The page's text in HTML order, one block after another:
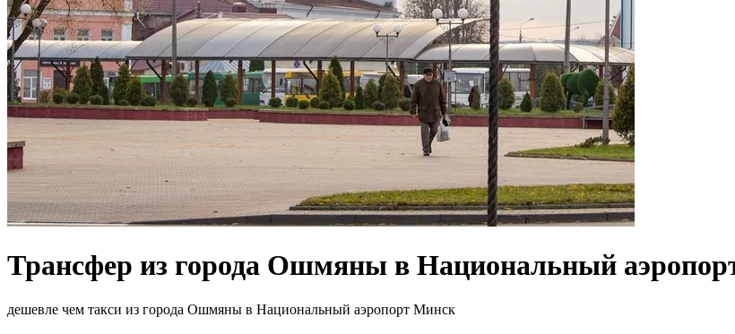
Трансфер из города Ошмяны в Национальный
дешевле чем такси из города Ошмяны в Национальный аэропорт Минск